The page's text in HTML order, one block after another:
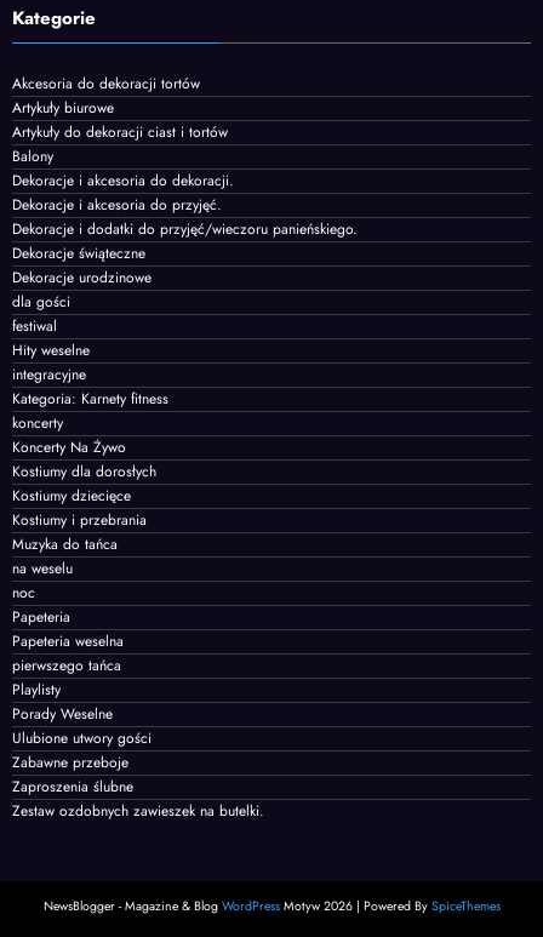
Kategorie
Akcesoria do dekoracji tortów
Artykuły biurowe
Artykuły do dekoracji ciast i tortów
Balony
Dekoracje i akcesoria do dekoracji.
Dekoracje i akcesoria do przyjęć.
Dekoracje i dodatki do przyjęć/wieczoru panieńskiego.
Dekoracje świąteczne
Dekoracje urodzinowe
dla gości
festiwal
Hity weselne
integracyjne
Kategoria: Karnety fitness
koncerty
Koncerty Na Żywo
Kostiumy dla dorosłych
Kostiumy dziecięce
Kostiumy i przebrania
Muzyka do tańca
na weselu
noc
Papeteria
Papeteria weselna
pierwszego tańca
Playlisty
Porady Weselne
Ulubione utwory gości
Zabawne przeboje
Zaproszenia ślubne
Zestaw ozdobnych zawieszek na butelki.
NewsBlogger - Magazine & Blog WordPressMotyw 2026 | Powered By SpiceThemes